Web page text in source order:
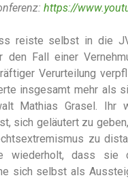
https://
reiste selbst in die
den Fall einer
Verurteilung
insgesamt mehr als
Mathias Grasel.
sich geläutert zu
zu
wiederholt, dass
sich selbst als